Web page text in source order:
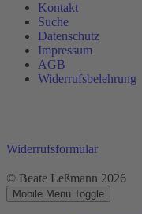
Kontakt
Suche
Datenschutz
Impressum
AGB
Widerrufsbelehrung
Widerrufsformular
© Beate Leßmann 2026
Mobile Menu Toggle